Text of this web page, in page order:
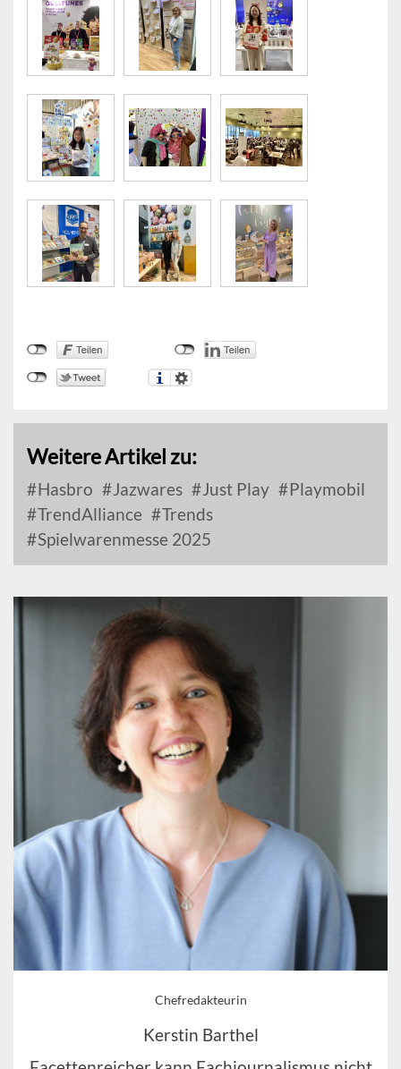
Weitere Artikel zu:
Hasbro Jazwares Just Play
Playmobil
TrendAlliance
Trends
Spielwarenmesse 2025
Chefredakteurin
Kerstin Barthel